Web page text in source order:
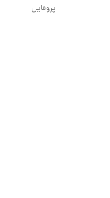
پروفایل